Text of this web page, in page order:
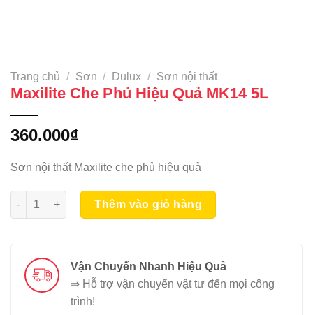
Trang chủ / Sơn / Dulux / Sơn nội thất
Maxilite Che Phủ Hiệu Quả MK14 5L
360.000₫
Sơn nội thất Maxilite che phủ hiệu quả
Maxilite Che Phủ Hiệu Quả MK14 5L số lượng
Thêm vào giỏ hàng
Vận Chuyển Nhanh Hiệu Quả
⇒ Hỗ trợ vận chuyển vật tư đến mọi công
trình!